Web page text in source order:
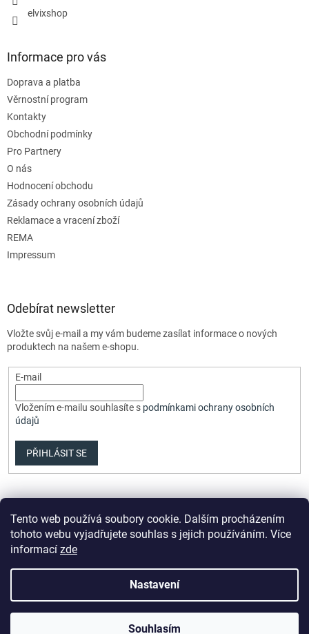
Tento web používá soubory cookie. Dalším procházením
tohoto webu vyjadřujete souhlas s jejich používáním. Více
informací zde
Nastavení
Souhlasím
elvixshop
Informace pro vás
Doprava a platba
Věrnostní program
Kontakty
Obchodní podmínky
Pro Partnery
O nás
Hodnocení obchodu
Zásady ochrany osobních údajů
Reklamace a vracení zboží
REMA
Impressum
Odebírat newsletter
Vložte svůj e-mail a my vám budeme zasílat informace o nových
produktech na našem e-shopu.
E-mail
Vložením e-mailu souhlasíte s podmínkami ochrany osobních
údajů
PŘIHLÁSIT SE
Copyright 2026Elvix.cz. Všechna práva vyhrazena.Upravit
nastavení cookies